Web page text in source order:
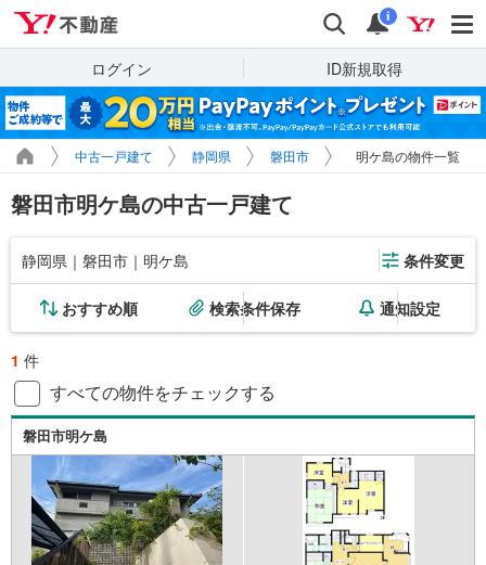
検索 通知
i
ログイン ID新規取得
中古一戸建て 静岡県 磐田市 明ケ島の物件一覧
磐田市明ケ島の中古一戸建て
静岡県｜磐田市｜明ケ島 条件変更
おすすめ順 検索条件保存 通知設定
1 件
すべての物件をチェックする
磐田市明ケ島